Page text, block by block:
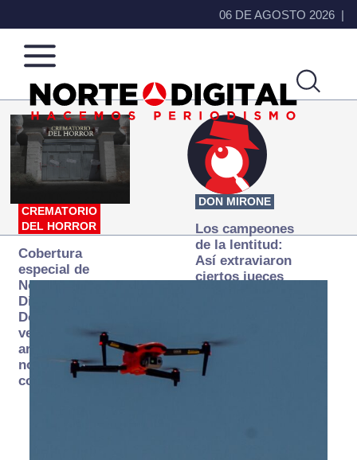
06 DE AGOSTO 2026
Norte
de
Ciudad
Más
que
noticias,
hacemos periodismo
CREMATORIO
DEL HORROR
Cobertura
especial de
Norte
Digital:
Donde la
verdad
arde… pero
no se
consume
DON MIRONE
Los campeones
de la lentitud:
Así extraviaron
ciertos jueces